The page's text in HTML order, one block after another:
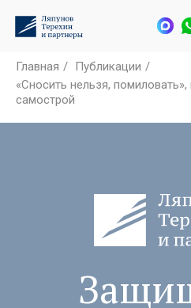
Главная / Публикации /
«Сносить нельзя,
самострой
активы и